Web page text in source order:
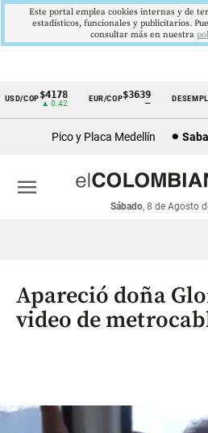
Cintillo
económicos
Colombia
COP$4178
▲ 0.42
EUR/COP$3639 DESEMPLEO
Pico y Placa Medellín
Sábado, 8 de Agosto
menu
Apareció doña
video de
Este portal emplea cookies internas y de
estadísticos, funcionales y publicitarios.
consultar más en nuestra